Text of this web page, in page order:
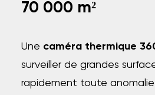
70 000 m²
Une caméra thermique
surveiller de grandes
rapidement toute